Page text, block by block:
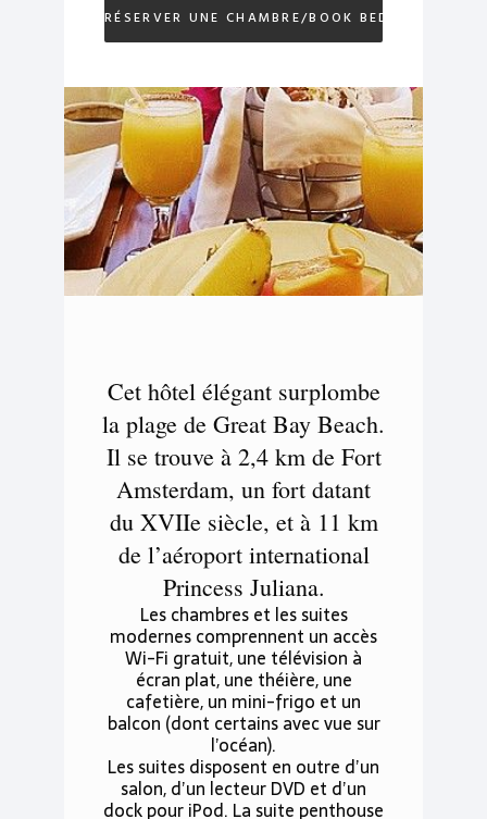
Cet hôtel élégant surplombe
la plage de Great Bay Beach.
Il se trouve à 2,4 km de Fort
Amsterdam, un fort datant
du XVIIe siècle, et à 11 km
de l’aéroport international
Princess Juliana.
Les chambres et les suites
modernes comprennent un accès
Wi-Fi gratuit, une télévision à
écran plat, une théière, une
cafetière, un mini-frigo et un
balcon (dont certains avec vue sur
l’océan).
Les suites disposent en outre d’un
salon, d’un lecteur DVD et d’un
dock pour iPod. La suite penthouse